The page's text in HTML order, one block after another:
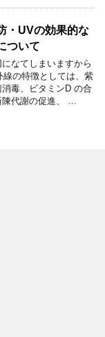
・UVの効果的な
ついて
なてしまいますから
特徴としては、紫
毒、ビタミンD の合
陳代謝の促進、 …